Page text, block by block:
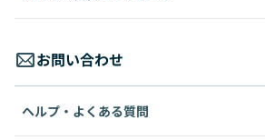
お問い合わせ
ヘルプ・よくある質問